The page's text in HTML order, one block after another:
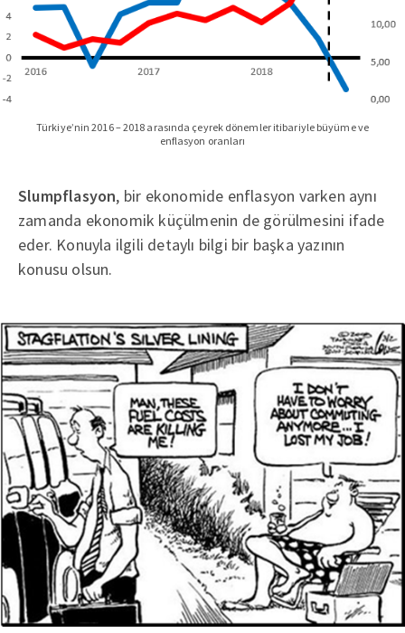
Türkiye’nin 2016 – 2018 arasında çeyrek dönemler itibariyle büyüme ve
enflasyon oranları
Slumpflasyon, bir ekonomide enflasyon varken aynı
zamanda ekonomik küçülmenin de görülmesini ifade
eder. Konuyla ilgili detaylı bilgi bir başka yazının
konusu olsun.